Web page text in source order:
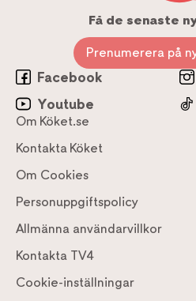
Få de senaste
Prenumerera på
Facebook
Youtube
Om Köket.se
Kontakta Köket
Om Cookies
Personuppgiftspolicy
Allmänna användarvillkor
Kontakta TV4
Cookie-inställningar